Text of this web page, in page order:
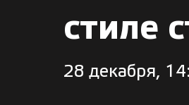
стиле
28 декабря,